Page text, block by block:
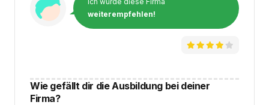
weiterempfehlen!
Wie gefällt dir die Ausbildung bei deiner
Firma?